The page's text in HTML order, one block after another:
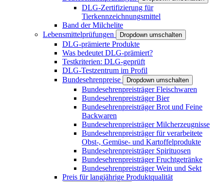
DLG-Zertifizierung für
Tierkennzeichnungsmittel
Band der Milchelite
Lebensmittelprüfungen
Dropdown umschalten
DLG-prämierte Produkte
Was bedeutet DLG-prämiert?
Testkriterien: DLG-geprüft
DLG-Testzentrum im Profil
Bundesehrenpreise
Dropdown umschalten
Bundesehrenpreisträger Fleischwaren
Bundesehrenpreisträger Bier
Bundesehrenpreisträger Brot und Feine
Backwaren
Bundesehrenpreisträger Milcherzeugnisse
Bundesehrenpreisträger für verarbeitete
Obst-, Gemüse- und Kartoffelprodukte
Bundesehrenpreisträger Spirituosen
Bundesehrenpreisträger Fruchtgetränke
Bundesehrenpreisträger Wein und Sekt
Preis für langjährige Produktqualität